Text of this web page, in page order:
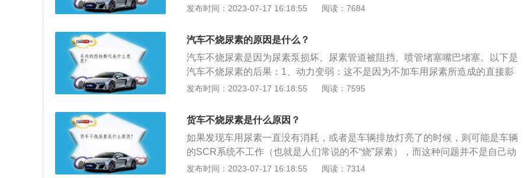
时，车辆的SCR系统可能无法工作，并且这个问题无法通过自己解决。应该立即
有污染环境，未向柴油车添加尿素会对生态环境产生极大的影响，这也是国家法
律法规的影响。损坏SCR注射系统：如果长时间没有尿素，SCR系统中的喷嘴、
管道和尿素泵有可能被阻挡。
发布时间：2023-07-17 16:18:55 阅读：7684
汽车不烧尿素的原因是什么？
汽车不烧尿素是因为尿素泵损坏、尿素管道被阻挡、喷管堵塞嘴巴堵塞。以下是
汽车不烧尿素的后果：1、动力变弱：这不是因为不加车用尿素所造成的直接影
响，是发动机电控系统监测不到尿素的喷射，尾气污染超标时，会强行限制发动
嘴、管路以及尿素泵都可能会结晶堵塞，或者因高温损坏。3、排放超标：加尿
素主要是为了减少碳氮化合物的排放，不加尿素排放会超标，对环境造成污染影
响。
发布时间：2023-07-17 16:18:55 阅读：7595
货车不烧尿素是什么原因？
如果发现车用尿素一直没有消耗，或者是车辆排放灯亮了的时候，则可能是车辆
的SCR系统不工作（也就是人们常说的不“烧”尿素），而这种问题并不是自己动
手能解决，应立即前往专业4S店进行检测维修。具体原因可能是：尿素泵损坏、
发布时间：2023-07-17 16:18:55 阅读：7314